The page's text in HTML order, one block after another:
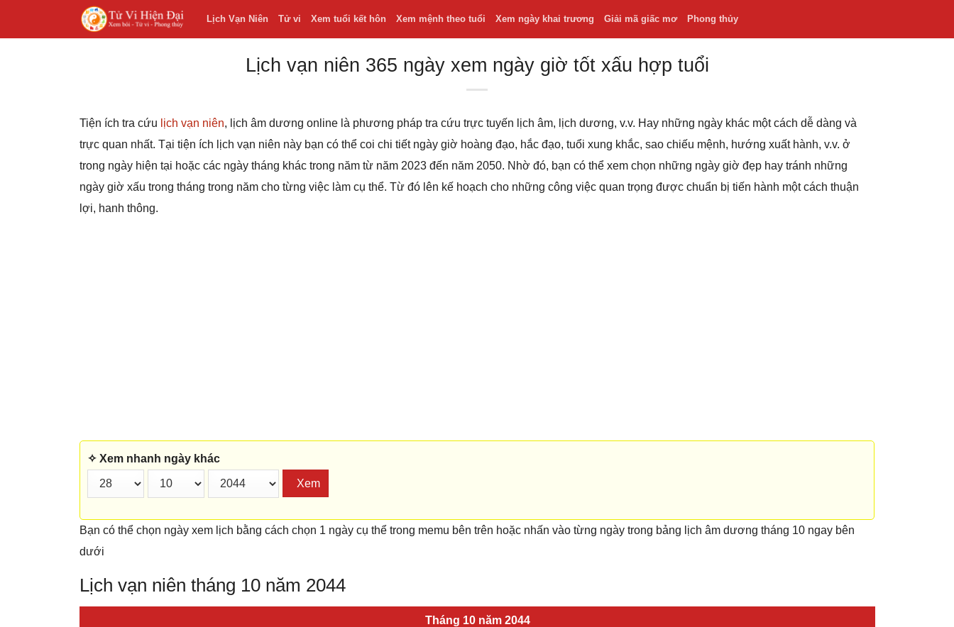
Lịch Vạn Niên Tử vi Xem tuổi kết hôn Xem mệnh theo tuổi Xem ngày khai trương Giải mã giấc mơ Phong thủy
Lịch vạn niên 365 ngày xem ngày giờ tốt xấu hợp tuổi
Tiện ích tra cứu lịch vạn niên, lịch âm dương online là phương pháp tra cứu trực tuyến lịch âm, lịch dương, v.v. Hay những ngày khác một cách dễ dàng và
trực quan nhất. Tại tiện ích lịch vạn niên này bạn có thể coi chi tiết ngày giờ hoàng đạo, hắc đạo, tuổi xung khắc, sao chiếu mệnh, hướng xuất hành, v.v. ở
trong ngày hiện tại hoặc các ngày tháng khác trong năm từ năm 2023 đến năm 2050. Nhờ đó, bạn có thể xem chọn những ngày giờ đẹp hay tránh những
ngày giờ xấu trong tháng trong năm cho từng việc làm cụ thể. Từ đó lên kế hoạch cho những công việc quan trọng được chuẩn bị tiến hành một cách thuận
lợi, hanh thông.
✧ Xem nhanh ngày khác
Xem
Bạn có thể chọn ngày xem lịch bằng cách chọn 1 ngày cụ thể trong memu bên trên hoặc nhấn vào từng ngày trong bảng lịch âm dương tháng 10 ngay bên
dưới
Lịch vạn niên tháng 10 năm 2044
Tháng 10 năm 2044